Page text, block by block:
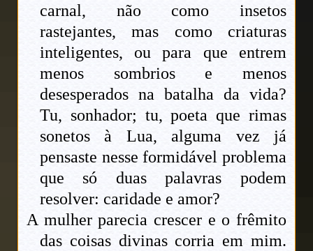
carnal, não como insetos
rastejantes, mas como criaturas
inteligentes, ou para que entrem
menos sombrios e menos
desesperados na batalha da vida?
Tu, sonhador; tu, poeta que rimas
sonetos à Lua, alguma vez já
pensaste nesse formidável problema
que só duas palavras podem
resolver: caridade e amor?
A mulher parecia crescer e o frêmito
das coisas divinas corria em mim.